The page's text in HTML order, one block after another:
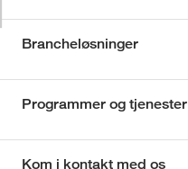
Brancheløsninger
Programmer og tjenester
Kom i kontakt med os